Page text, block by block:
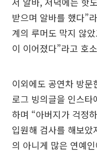
받으며 알바를 했다”
계의 루머도 막지 않
이 이어졌다”라고 호
이외에도 공연차 방
로그 빙의글을 인스
하며 “아버지가 걱정
입원해 검사를 해보
의 아니게 많은 연예